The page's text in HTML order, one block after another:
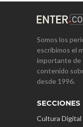
Somos los
escribimos el
importante de
contenido
desde 1996.
Cultura Digital